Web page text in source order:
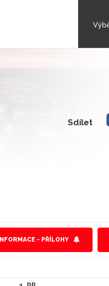
Sdílet
INFORMACE - PŘÍLOHY